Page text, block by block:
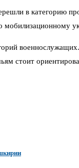
в категорию
стоит